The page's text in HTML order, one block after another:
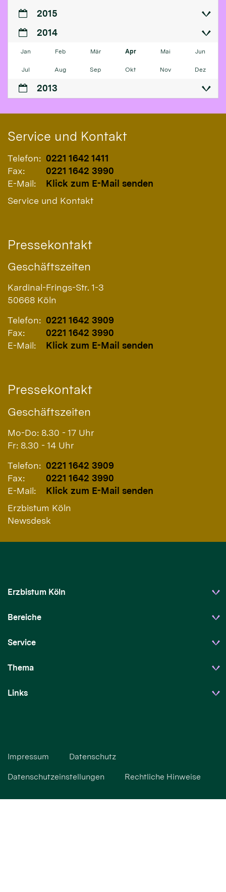
2015
2014
Jan Feb Mär Apr Mai Jun
Jul Aug Sep Okt Nov Dez
2013
Service und Kontakt
Telefon: 0221 1642 1411
Fax:
0221 1642 3990
E-Mail:
Klick zum E-Mail senden
Service und Kontakt
Pressekontakt
Geschäftszeiten
Kardinal-Frings-Str. 1-3
50668 Köln
Telefon: 0221 1642 3909
Fax:
0221 1642 3990
E-Mail:
Klick zum E-Mail senden
Pressekontakt
Geschäftszeiten
Mo-Do: 8.30 - 17 Uhr
Fr: 8.30 - 14 Uhr
Telefon: 0221 1642 3909
Fax:
0221 1642 3990
E-Mail:
Klick zum E-Mail senden
Erzbistum Köln
Newsdesk
Erzbistum Köln
Bereiche
Service
Thema
Links
Impressum Datenschutz
Datenschutzeinstellungen Rechtliche Hinweise